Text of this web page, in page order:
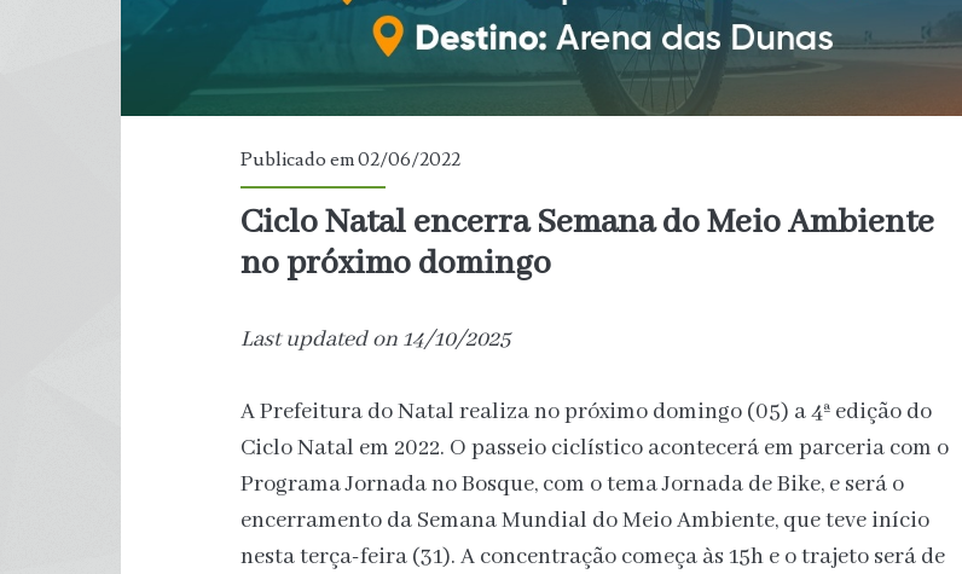
Publicado em 02/06/2022
Ciclo Natal encerra Semana do Meio Ambiente
no próximo domingo
Last updated on 14/10/2025
A Prefeitura do Natal realiza no próximo domingo (05) a 4ª edição do
Ciclo Natal em 2022. O passeio ciclístico acontecerá em parceria com o
Programa Jornada no Bosque, com o tema Jornada de Bike, e será o
encerramento da Semana Mundial do Meio Ambiente, que teve início
nesta terça-feira (31). A concentração começa às 15h e o trajeto será de